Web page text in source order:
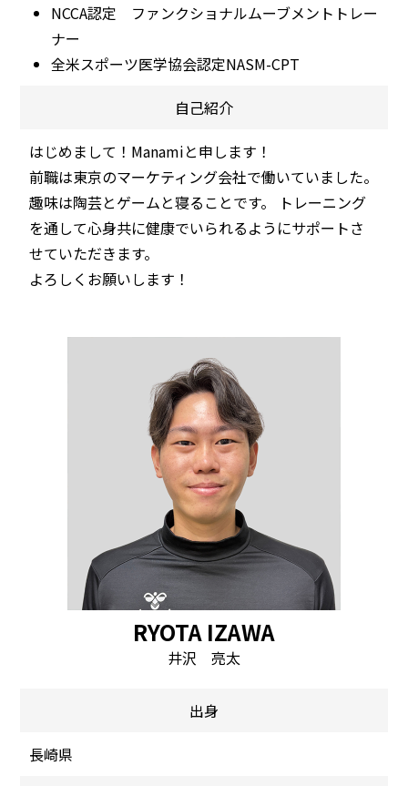
NCCA認定 ファンクショナルムーブメントトレー
ナー
全米スポーツ医学協会認定NASM-CPT
自己紹介
はじめまして！Manamiと申します！
前職は東京のマーケティング会社で働いていました。
趣味は陶芸とゲームと寝ることです。 トレーニング
を通して心身共に健康でいられるようにサポートさ
せていただきます。
よろしくお願いします！
RYOTA IZAWA
井沢 亮太
出身
長崎県